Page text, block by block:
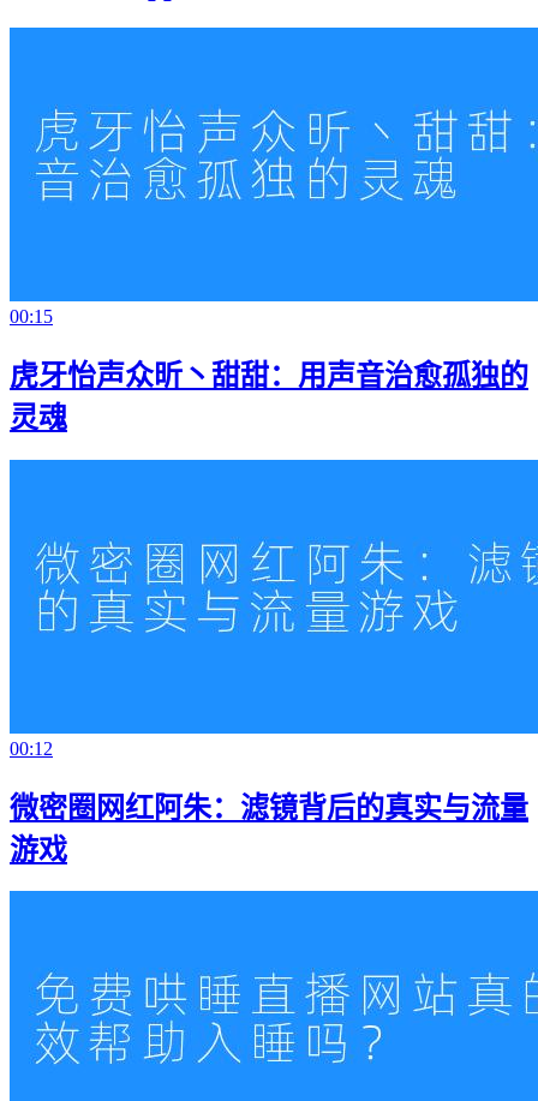
00:15
虎牙怡声众昕丶甜甜：用声音治愈孤独的
灵魂
00:12
微密圈网红阿朱：滤镜背后的真实与流量
游戏